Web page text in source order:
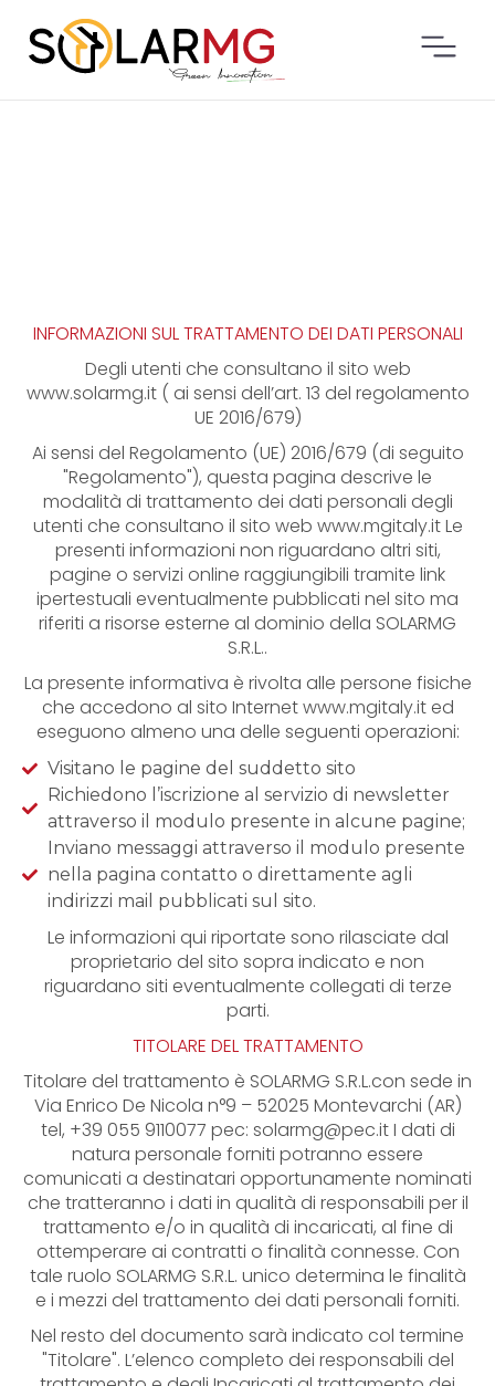
INFORMAZIONI SUL TRATTAMENTO DEI DATI PERSONALI
Degli utenti che consultano il sito web
www.solarmg.it ( ai sensi dell’art. 13 del regolamento
UE 2016/679)
Ai sensi del Regolamento (UE) 2016/679 (di seguito
"Regolamento"), questa pagina descrive le
modalità di trattamento dei dati personali degli
utenti che consultano il sito web www.mgitaly.itLe
presenti informazioni non riguardano altri siti,
pagine o servizi online raggiungibili tramite link
ipertestuali eventualmente pubblicati nel sito ma
riferiti a risorse esterne al dominio della SOLARMG
S.R.L..
La presente informativa è rivolta alle persone fisiche
che accedono al sito Internetwww.mgitaly.ited
eseguono almeno una delle seguenti operazioni:
Visitano le pagine del suddetto sito
Richiedono l’iscrizione al servizio di newsletter
attraverso il modulo presente in alcune pagine;
Inviano messaggi attraverso il modulo presente
nella pagina contatto o direttamente agli
indirizzi mail pubblicati sul sito.
Le informazioni qui riportate sono rilasciate dal
proprietario del sito sopra indicato e non
riguardano siti eventualmente collegati di terze
parti.
TITOLARE DEL TRATTAMENTO
Titolare del trattamento è SOLARMG S.R.L.con sede in
Via Enrico De Nicola n°9 – 52025 Montevarchi (AR)
tel, +39 055 9110077 pec: solarmg@pec.itI dati di
natura personale forniti potranno essere
comunicati a destinatari opportunamente nominati
che tratteranno i dati in qualità di responsabili per il
trattamento e/o in qualità di incaricati, al fine di
ottemperare ai contratti o finalità connesse. Con
tale ruolo SOLARMG S.R.L. unico determina le finalità
e i mezzi del trattamento dei dati personali forniti.
Nel resto del documento sarà indicato col termine
"Titolare". L’elenco completo dei responsabili del